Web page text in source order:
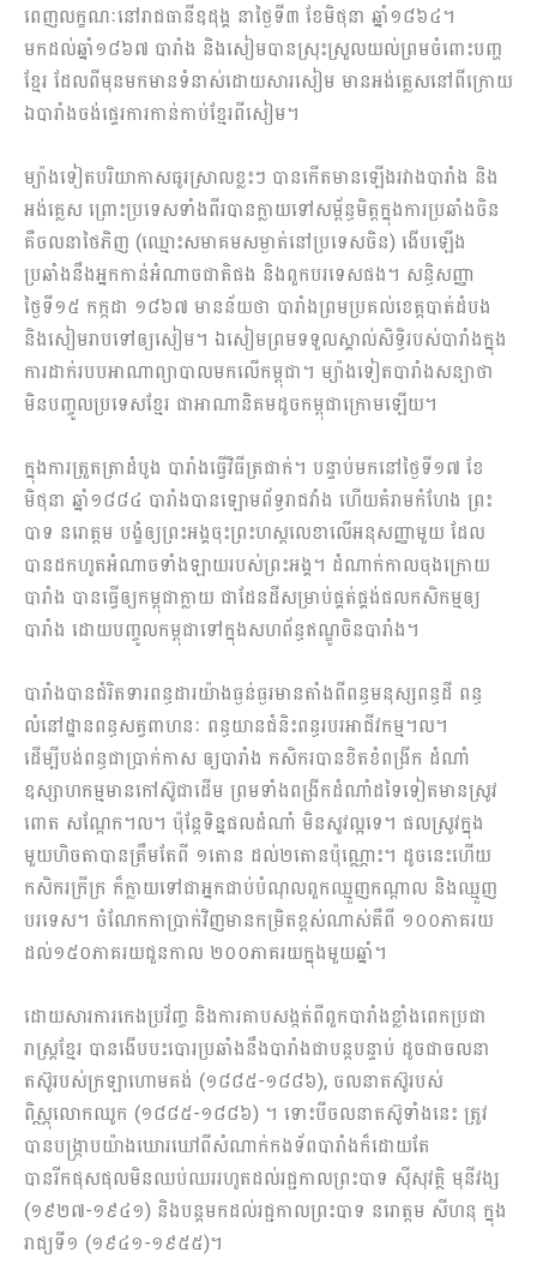
ពេញលក្ខណៈនៅរាជធានីឧដុង្គ នាថ្ងៃទី៣ ខែមិថុនា ឆ្នាំ១៨៦៤។
មកដល់ឆ្នាំ១៨៦៧ បារាំង និងសៀមបានស្រុះស្រួលយល់ព្រមចំពោះបញ្ហ
ខ្មែរ ដែលពីមុនមកមានទំនាស់ដោយសារសៀម មានអង់គ្លេសនៅពីក្រោយ
ឯបារាំងចង់ផ្ទេរការកាន់កាប់ខ្មែរពីសៀម។
ម្យ៉ាងទៀតបរិយាកាសធូរស្រាលខ្លះៗ បានកើតមានឡើងរវាងបារាំង និង
អង់គ្លេស ព្រោះប្រទេសទាំងពីរបានក្លាយទៅសម្ព័ន្ធមិត្តក្នុងការប្រឆាំងចិន
គឺចលនាថៃភិញ (ឈ្មោះសមាគមសម្ងាត់នៅប្រទេសចិន) ងើបឡើង
ប្រឆាំងនឹងអ្នកកាន់អំណាចជាតិផង និងពួកបរទេសផង។ សន្ធិសញ្ញា
ថ្ងៃទី១៥ កក្កដា ១៨៦៧ មានន័យថា បារាំងព្រមប្រគល់ខេត្តបាត់ដំបង
និងសៀមរាបទៅឲ្យសៀម។ ឯសៀមព្រមទទួលស្គាល់សិទ្ធិរបស់បារាំងក្នុង
ការដាក់របបអាណាព្យាបាលមកលើកម្ពុជា។ ម្យ៉ាងទៀតបារាំងសន្យាថា
មិនបញ្ចូលប្រទេសខ្មែរ ជាអាណានិគមដូចកម្ពុជាក្រោមឡើយ។
ក្នុងការត្រួតត្រាដំបូង បារាំងធ្វើវិធីត្រជាក់។ បន្ទាប់មកនៅថ្ងៃទី១៧ ខែ
មិថុនា ឆ្នាំ១៨៨៤ បារាំងបានឡោមព័ទ្ធរាជវាំង ហើយគំរាមកំហែង ព្រះ
បាទ នរោត្តម បង្ខំឲ្យព្រះអង្គចុះព្រះហស្តលេខាលើអនុសញ្ញាមួយ ដែល
បានដកហូតអំណាចទាំងឡាយរបស់ព្រះអង្គ។ ដំណាក់កាលចុងក្រោយ
បារាំង បានធ្វើឲ្យកម្ពុជាក្លាយ ជាដែនដីសម្រាប់ផ្គត់ផ្គង់ផលកសិកម្មឲ្យ
បារាំង ដោយបញ្ចូលកម្ពុជាទៅក្នុងសហព័ន្ធឥណ្ឌូចិនបារាំង។
បារាំងបានជំរិតទារពន្ធដារយ៉ាងធ្ងន់ធ្ងរមានតាំងពីពន្ធមនុស្សពន្ធដី ពន្ធ
លំនៅដ្ឋានពន្ធសត្វពាហនៈ ពន្ធយានជំនិះពន្ធរបរអាជីវកម្ម។ល។
ដើម្បីបង់ពន្ធជាប្រាក់កាស ឲ្យបារាំង កសិករបានខិតខំពង្រីក ដំណាំ
ឧស្សាហកម្មមានកៅស៊ូជាដើម ព្រមទាំងពង្រីកដំណាំដទៃទៀតមានស្រូវ
ពោត សណ្ដែក។ល។ ប៉ុន្តែទិន្នផលដំណាំ មិនសូវល្អទេ។ ផលស្រូវក្នុង
មួយហិចតាបានត្រឹមតែពី ១តោន ដល់២តោនប៉ុណ្ណោះ។ ដូចនេះហើយ
កសិករក្រីក្រ ក៏ក្លាយទៅជាអ្នកជាប់បំណុលពួកឈ្មួញកណ្ដាល និងឈ្មួញ
បរទេស។ ចំណែកកាប្រាក់វិញមានកម្រិតខ្ពស់ណាស់គឺពី ១០០ភាគរយ
ដល់១៥០ភាគរយជួនកាល ២០០ភាគរយក្នុងមួយឆ្នាំ។
ដោយសារការកេងប្រវ័ញ្ច និងការគាបសង្កត់ពីពួកបារាំងខ្លាំងពេកប្រជា
រាស្ត្រខ្មែរ បានងើបបះបោរប្រឆាំងនឹងបារាំងជាបន្តបន្ទាប់ ដូចជាចលនា
តស៊ូរបស់ក្រឡាហោមគង់ (១៨៨៥-១៨៨៦), ចលនាតស៊ូរបស់
ពិស្ណុលោកឈូក (១៨៨៥-១៨៨៦) ។ ទោះបីចលនាតស៊ូទាំងនេះ ត្រូវ
បានបង្ក្រាបយ៉ាងឃោរឃៅពីសំណាក់កងទ័ពបារាំងក៏ដោយតែ
បានរីកផុសផុលមិនឈប់ឈររហូតដល់រជ្ជកាលព្រះបាទ ស៊ីសុវត្ថិ មុនីវង្ស
(១៩២៧-១៩៤១) និងបន្តមកដល់រជ្ជកាលព្រះបាទ នរោត្តម សីហនុ ក្នុង
រាជ្យទី១ (១៩៤១-១៩៥៥)។